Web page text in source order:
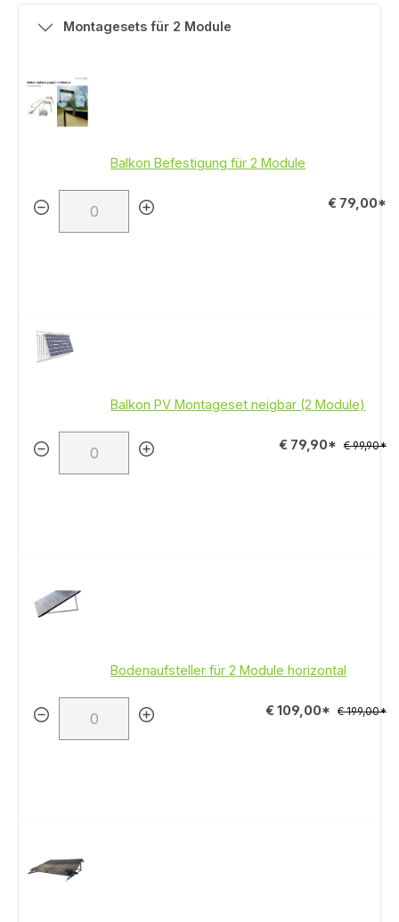
Montagesets für 2 Module
Balkon Befestigung für 2 Module
€ 79,00*
Balkon PV Montageset neigbar (2 Module)
€ 79,90* € 99,90*
Bodenaufsteller für 2 Module horizontal
€ 109,00* € 199,00*